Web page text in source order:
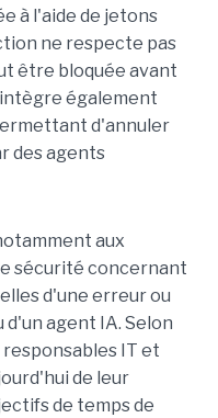
à l'aide de jetons
ne respecte pas
être bloquée avant
également
d'annuler
des agents
aux
sécurité concernant
d'une erreur ou
agent IA. Selon
responsables IT et
de leur
de temps de